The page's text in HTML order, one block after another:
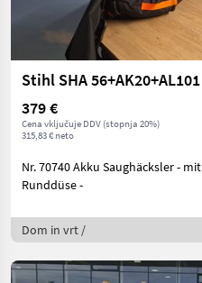
Stihl SHA 56+AK20+AL101
379 €
Cena vključuje DDV (stopnja 20%)
315,83 € neto
Nr. 70740 Akku Saughäcksler - mit 560m³/h Luftdurchsatz - mit
Runddüse -
Dom in vrt /